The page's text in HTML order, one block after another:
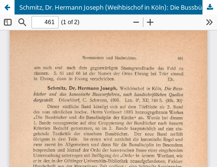
Schmitz, Dr. Hermann Joseph (Weihbischof in Köln): Die Bussbücher und das kanonische Bussverfahren nach handschriftlichen Quellen dargestellt